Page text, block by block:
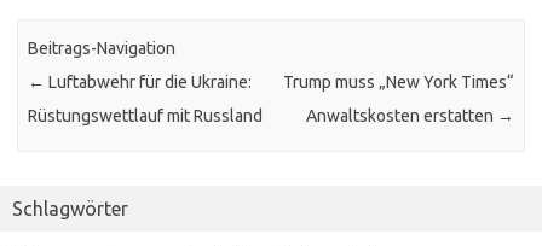
Beitrags-Navigation
← Luftabwehr für die Ukraine:
Rüstungswettlauf mit Russland
Trump muss „New York Times“
Anwaltskosten erstatten →
Schlagwörter